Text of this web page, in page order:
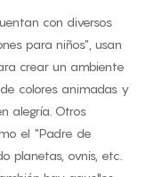
con diversos
para niños", usan
crear un ambiente
colores animadas y
alegría. Otros
el "Padre de
planetas, ovnis, etc.